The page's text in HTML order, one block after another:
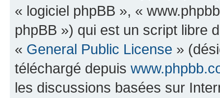
« logiciel phpBB », «
phpBB ») qui est un script libre
« General Public License »
téléchargé depuis
les discussions basées sur